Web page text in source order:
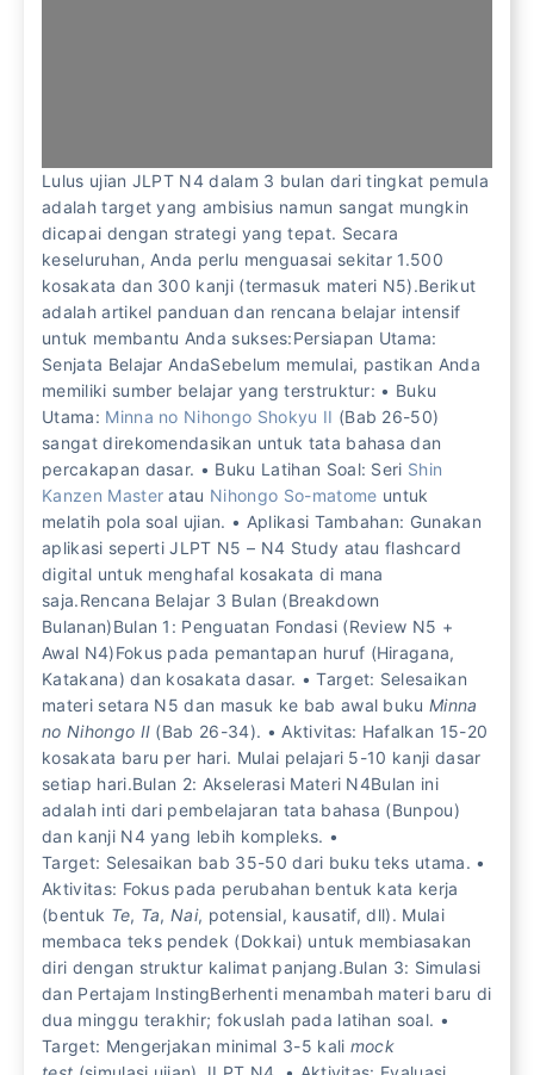
Lulus ujian JLPT N4 dalam 3 bulan dari tingkat pemula
adalah target yang ambisius namun sangat mungkin
dicapai dengan strategi yang tepat. Secara
keseluruhan, Anda perlu menguasai sekitar 1.500
kosakata dan 300 kanji (termasuk materi N5).Berikut
adalah artikel panduan dan rencana belajar intensif
untuk membantu Anda sukses:Persiapan Utama:
Senjata Belajar AndaSebelum memulai, pastikan Anda
memiliki sumber belajar yang terstruktur: • Buku
Utama: Minna no Nihongo Shokyu II (Bab 26-50)
sangat direkomendasikan untuk tata bahasa dan
percakapan dasar. • Buku Latihan Soal: Seri Shin
Kanzen Master atau Nihongo So-matome untuk
melatih pola soal ujian. • Aplikasi Tambahan: Gunakan
aplikasi seperti JLPT N5 – N4 Study atau flashcard
digital untuk menghafal kosakata di mana
saja.Rencana Belajar 3 Bulan (Breakdown
Bulanan)Bulan 1: Penguatan Fondasi (Review N5 +
Awal N4)Fokus pada pemantapan huruf (Hiragana,
Katakana) dan kosakata dasar. • Target: Selesaikan
materi setara N5 dan masuk ke bab awal bukuMinna
no Nihongo II (Bab 26-34). • Aktivitas: Hafalkan 15-20
kosakata baru per hari. Mulai pelajari 5-10 kanji dasar
setiap hari.Bulan 2: Akselerasi Materi N4Bulan ini
adalah inti dari pembelajaran tata bahasa (Bunpou)
dan kanji N4 yang lebih kompleks. •
Target: Selesaikan bab 35-50 dari buku teks utama. •
Aktivitas: Fokus pada perubahan bentuk kata kerja
(bentuk Te, Ta,Nai, potensial, kausatif, dll). Mulai
membaca teks pendek (Dokkai) untuk membiasakan
diri dengan struktur kalimat panjang.Bulan 3: Simulasi
dan Pertajam InstingBerhenti menambah materi baru di
dua minggu terakhir; fokuslah pada latihan soal. •
Target: Mengerjakan minimal 3-5 kali mock